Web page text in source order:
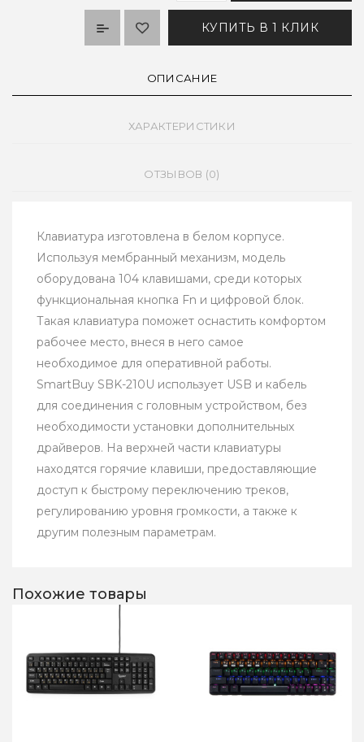
КУПИТЬ В 1 КЛИК
ОПИСАНИЕ
ХАРАКТЕРИСТИКИ
ОТЗЫВОВ (0)
Клавиатура изготовлена в белом корпусе.
Используя мембранный механизм, модель
оборудована 104 клавишами, среди которых
функциональная кнопка Fn и цифровой блок.
Такая клавиатура поможет оснастить комфортом
рабочее место, внеся в него самое
необходимое для оперативной работы.
SmartBuy SBK-210U использует USB и кабель
для соединения с головным устройством, без
необходимости установки дополнительных
драйверов. На верхней части клавиатуры
находятся горячие клавиши, предоставляющие
доступ к быстрому переключению треков,
регулированию уровня громкости, а также к
другим полезным параметрам.
Похожие товары